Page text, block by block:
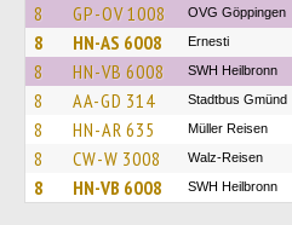
8 GP-OV 1008 OVG Göppingen
8 HN-AS 6008 Ernesti
8 HN-VB 6008 SWH Heilbronn
8 AA-GD 314 Stadtbus Gmünd
8 HN-AR 635 Müller Reisen
8 CW-W 3008 Walz-Reisen
8 HN-VB 6008 SWH Heilbronn